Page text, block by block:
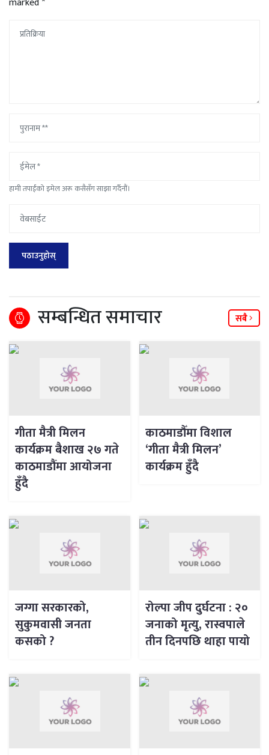
हामी तपाईंको इमेल अरू कसैसँग साझा गर्दैनौं।
सम्बन्धित समाचार सबै
गीता मैत्री मिलन
कार्यक्रम बैशाख २७ गते
काठमाडौंमा आयोजना
हुँदै
काठमाडौँमा विशाल
‘गीता मैत्री मिलन’
कार्यक्रम हुँदै
जग्गा सरकारको,
सुकुमवासी जनता
कसको ?
रोल्पा जीप दुर्घटना : २०
जनाको मृत्यु, रास्वपाले
तीन दिनपछि थाहा पायो